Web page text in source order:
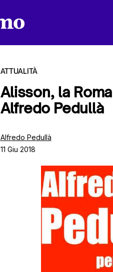
ATTUALITÀ
Alisson, la
Alfredo Pedullà
Alfredo Pedullà
11 Giu 2018